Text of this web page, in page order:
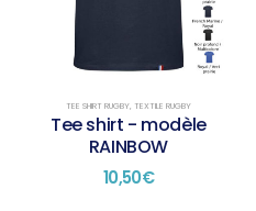
TEE SHIRT RUGBY, TEXTILE RUGBY
Tee shirt - modèle
RAINBOW
10,50€